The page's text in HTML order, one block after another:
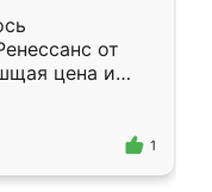
от
цена и
Приехавший
самый
1